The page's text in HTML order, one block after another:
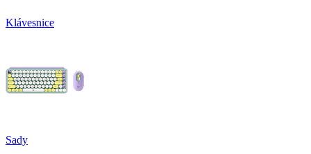
Klávesnice
Sady